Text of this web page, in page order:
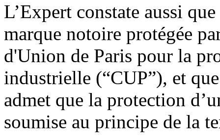
L’Expert constate aussi
marque notoire protégée
d'Union de Paris pour la
industrielle (“CUP”), et
admet que la protection
soumise au principe de la